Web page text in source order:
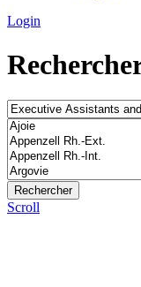
Login
Scroll